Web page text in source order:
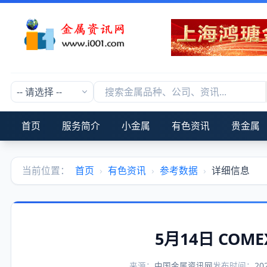
首页 服务简介 小金属 有色资讯 贵金属
当前位置： 首页 › 有色资讯 › 参考数据 › 详细信息
5月14日